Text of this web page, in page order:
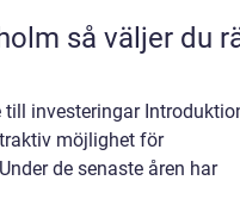
rätt
investeringar
möjlighet för
de senaste åren har